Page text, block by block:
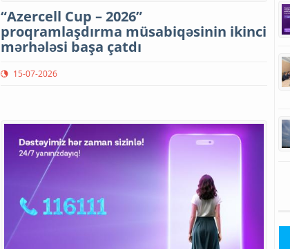
“Azercell Cup – 2026”
proqramlaşdırma müsabiqəsinin ikinci
mərhələsi başa çatdı
15-07-2026